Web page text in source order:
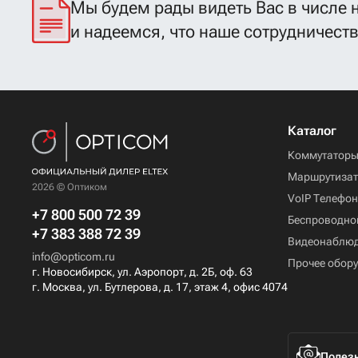
Мы будем рады видеть Вас в числе
и надеемся, что наше
2026 © Оптиком
+7 800 500 72 39
+7 383 388 72 39
info@opticom.ru
г. Новосибирск, ул. Аэропорт, д. 2Б, оф. 63
г. Москва, ул. Бутлерова, д. 17, этаж 4, офис 4074
Каталог
Коммутаторы
VoIP
Прочее